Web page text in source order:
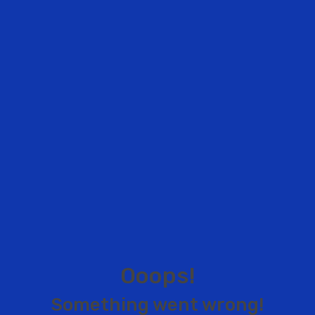
Ooops!
Something went wrong!